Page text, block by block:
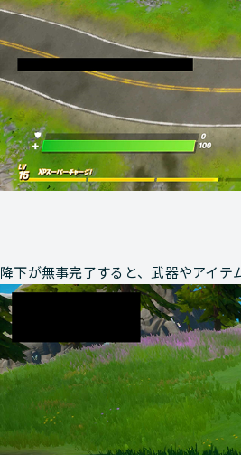
降下が無事完了すると、武器やアイテ